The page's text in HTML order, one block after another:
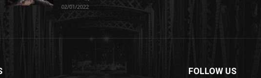
02/01/2022
FOLLOW US